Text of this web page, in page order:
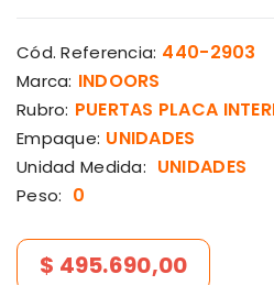
Cód. Referencia: 440-2903
Marca: INDOORS
Rubro: PUERTAS PLACA
Empaque: UNIDADES
Unidad Medida: UNIDADES
Peso: 0
Precio de lista
$ 495.690,00